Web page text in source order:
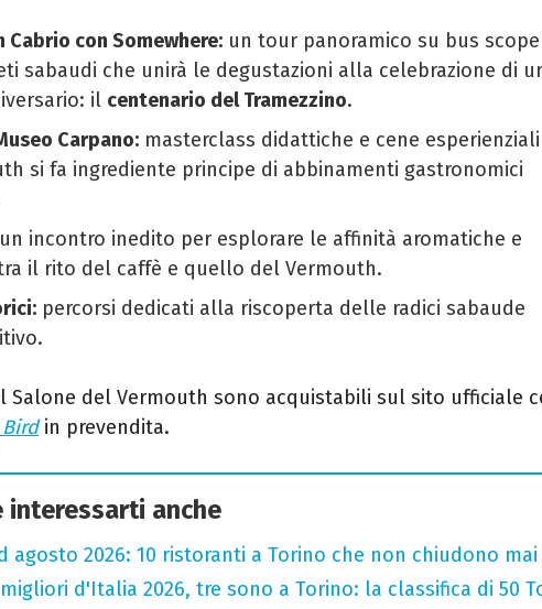
Cabrio con Somewhere: un tour panoramico su bus
sabaudi che unirà le degustazioni alla celebrazione di
il centenario del Tramezzino.
Carpano: masterclass didattiche e cene
si fa ingrediente principe di abbinamenti gastronomici
un incontro inedito per esplorare le affinità aromatiche e
il rito del caffè e quello del Vermouth.
percorsi dedicati alla riscoperta delle radici sabaude
Salone del Vermouth sono acquistabili sul sito ufficiale
in prevendita.
interessarti anche
agosto 2026: 10 ristoranti a Torino che non chiudono
migliori d'Italia 2026, tre sono a Torino: la classifica di 50